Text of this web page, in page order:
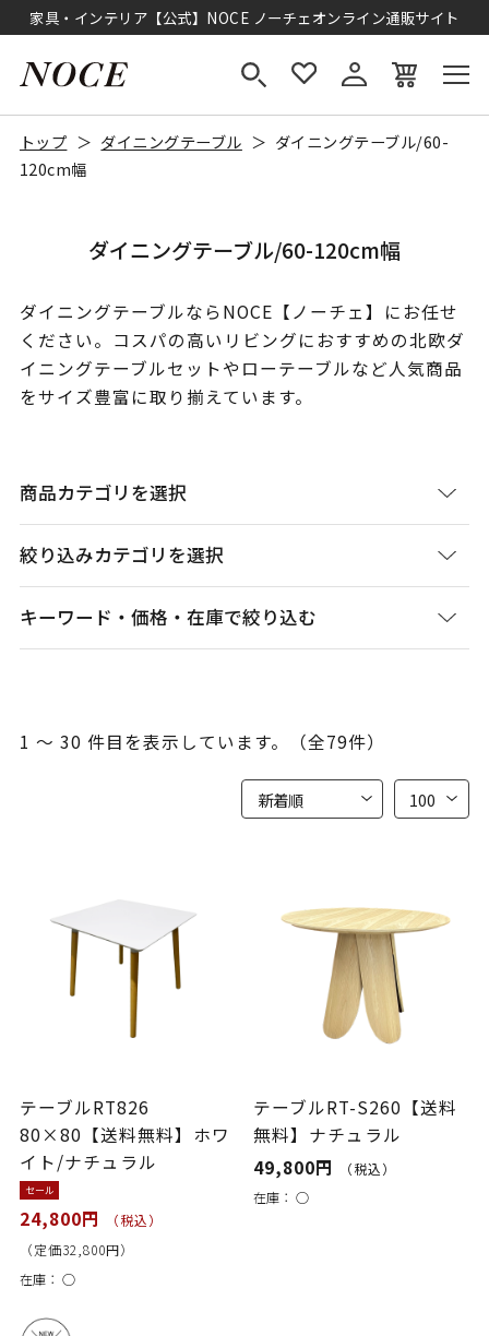
家具・インテリア【公式】NOCE ノーチェオンライン通販サイト
トップ ダイニングテーブル
ダイニングテーブル/60-
120cm幅
ダイニングテーブル/60-120cm幅
ダイニングテーブルならNOCE【ノーチェ】にお任せ
ください。コスパの高いリビングにおすすめの北欧ダ
イニングテーブルセットやローテーブルなど人気商品
をサイズ豊富に取り揃えています。
商品カテゴリを選択
絞り込みカテゴリを選択
キーワード・価格・在庫で絞り込む
1 ～ 30 件目を表示しています。（全79件）
テーブルRT826
80×80【送料無料】ホワ
イト/ナチュラル
セール
24,800円
（税込）
（定価32,800円）
在庫： ○
テーブルRT-S260【送料
無料】ナチュラル
49,800円
（税込）
在庫：○